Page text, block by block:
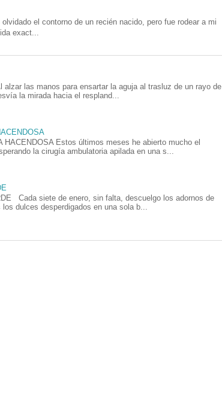
el contorno de un recién nacido, pero fue rodear a mi
exact...
las manos para ensartar la aguja al trasluz de un rayo de
la mirada hacia el respland...
Estos últimos meses he abierto mucho el
la cirugía ambulatoria apilada en una s...
Cada siete de enero, sin falta, descuelgo los adornos de
los dulces desperdigados en una sola b...